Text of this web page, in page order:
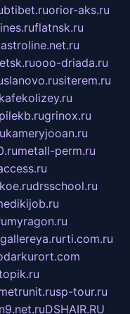
orior-aks.ru
flatnsk.ru
astroline.net.ru
ooo-driada.ru
siterem.ru
kafekolizey.ru
grinox.ru
kameryjooan.ru
metall-perm.ru
drsschool.ru
myragon.ru
rti.com.ru
sp-tour.ru
DSHAIR.RU